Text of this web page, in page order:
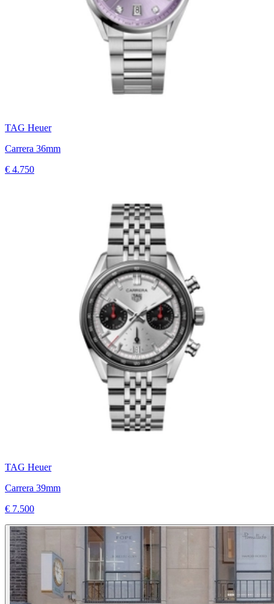
TAG Heuer
Carrera 36mm
€ 4.750
TAG Heuer
Carrera 39mm
€ 7.500